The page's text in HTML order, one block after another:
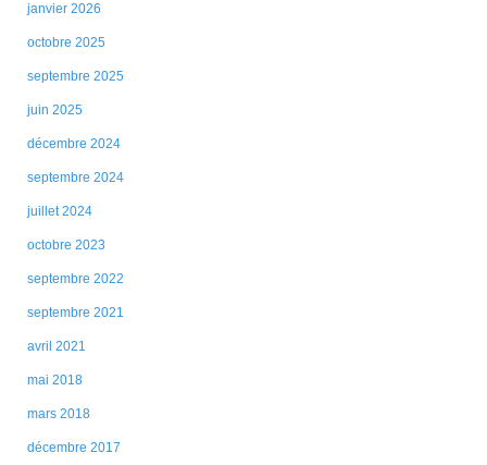
janvier 2026
octobre 2025
septembre 2025
juin 2025
décembre 2024
septembre 2024
juillet 2024
octobre 2023
septembre 2022
septembre 2021
avril 2021
mai 2018
mars 2018
décembre 2017